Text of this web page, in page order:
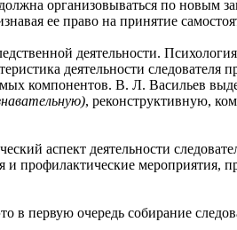
организовываться по новым
ее право на принятие
деятельности. Психология
деятельности следователя
компонентов. В. Л. Васильев
, реконструктивную,
аспект деятельности
профилактические мероприятия,
в первую очередь собирание